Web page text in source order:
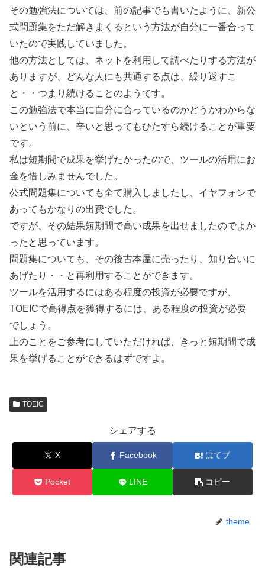
その勉強法については、前の記事でも書いたように、新公
式問題集をただ解きまくるという方法が自分に一番合って
いたので実践していました。
他の方法としては、ネットを利用して調べたりする方法が
ありますが、どんな人にも共通する点は、繰り返すこ
と・・つまり続けることのようです。
この勉強法で本当に自分に合っているのかどうかわからな
いという前に、辛いと思ってもひたすら続けることが重要
です。
私は短期間で成果を挙げたかったので、ツールの活用にお
金を惜しみませんでした。
公式問題集についても全て購入しましたし、イヤフォンで
あってもかなりの出費でした。
ですが、その結果短期間で高い成果を出せましたのでよか
ったと思っています。
問題集についても、その後古本屋に売ったり、知り合いに
あげたり・・と再利用することができます。
ツールを活用するにはある程度の投資が必要ですが、
TOEICで高得点を獲得するには、ある程度の投資が必要
でしょう。
上のことをご参考にしていただければ、きっと短期間で成
果を挙げることができるはずですよ。
TOEIC
シェアする
X Facebook はてブ
Pocket LINE コピー
theme
関連記事